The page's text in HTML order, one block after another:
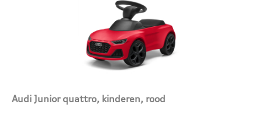
Audi Junior quattro, kinderen, rood